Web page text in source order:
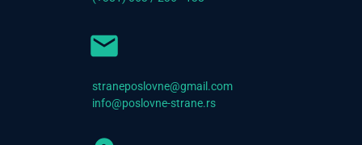
straneposlovne@gmail.com
info@poslovne-strane.rs